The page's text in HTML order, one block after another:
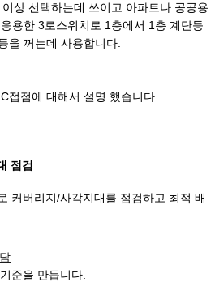
상 선택하는데 쓰이고 아파트나 공공용
용한 3로스위치로 1층에서 1층 계단등
을 꺼는데 사용합니다.
접점에 대해서 설명 했습니다.
점검
커버리지/사각지대를 점검하고 최적 배
기준을 만듭니다.